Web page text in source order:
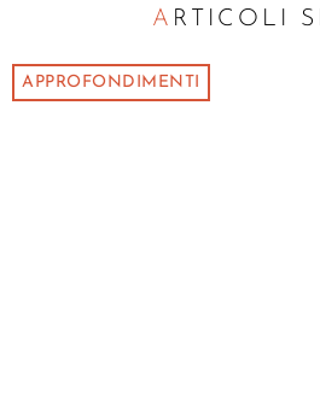
ARTICOLI
APPROFONDIMENTI